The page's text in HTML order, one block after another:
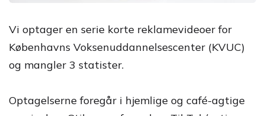
Vi optager en serie korte reklamevideoer for
Københavns Voksenuddannelsescenter (KVUC)
og mangler 3 statister.
Optagelserne foregår i hjemlige og café-agtige